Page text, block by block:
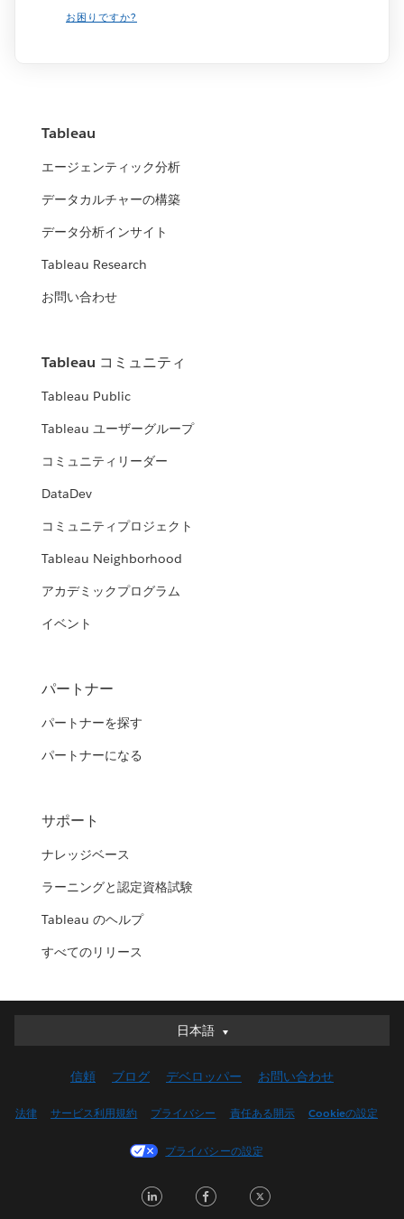
お困りですか?
Tableau
エージェンティック分析
データカルチャーの構築
データ分析インサイト
Tableau Research
お問い合わせ
Tableau コミュニティ
Tableau Public
Tableau ユーザーグループ
コミュニティリーダー
DataDev
コミュニティプロジェクト
Tableau Neighborhood
アカデミックプログラム
イベント
パートナー
パートナーを探す
パートナーになる
サポート
ナレッジベース
ラーニングと認定資格試験
Tableau のヘルプ
すべてのリリース
日本語
日本語
English (UK)
Français (Canada)
Italiano
信頼 ブログ デベロッパー お問い合わせ
法律 サービス利用規約 プライバシー 責任ある開示 Cookieの設定
プライバシーの設定
LinkedInFacebook